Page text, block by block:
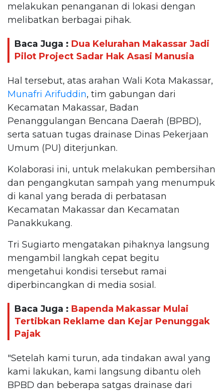
melakukan penanganan di lokasi dengan
melibatkan berbagai pihak.
Baca Juga : Dua Kelurahan Makassar Jadi
Pilot Project Sadar Hak Asasi Manusia
Hal tersebut, atas arahan Wali Kota Makassar,
Munafri Arifuddin, tim gabungan dari
Kecamatan Makassar, Badan
Penanggulangan Bencana Daerah (BPBD),
serta satuan tugas drainase Dinas Pekerjaan
Umum (PU) diterjunkan.
Kolaborasi ini, untuk melakukan pembersihan
dan pengangkutan sampah yang menumpuk
di kanal yang berada di perbatasan
Kecamatan Makassar dan Kecamatan
Panakkukang.
Tri Sugiarto mengatakan pihaknya langsung
mengambil langkah cepat begitu
mengetahui kondisi tersebut ramai
diperbincangkan di media sosial.
Baca Juga : Bapenda Makassar Mulai
Tertibkan Reklame dan Kejar Penunggak
Pajak
"Setelah kami turun, ada tindakan awal yang
kami lakukan, kami langsung dibantu oleh
BPBD dan beberapa satgas drainase dari